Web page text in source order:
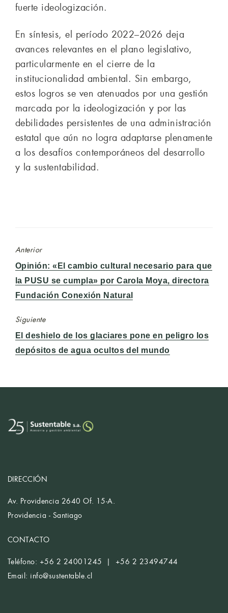
fuerte ideologización.
En síntesis, el período 2022–2026 deja
avances relevantes en el plano legislativo,
particularmente en el cierre de la
institucionalidad ambiental. Sin embargo,
estos logros se ven atenuados por una gestión
marcada por la ideologización y por las
debilidades persistentes de una administración
estatal que aún no logra adaptarse plenamente
a los desafíos contemporáneos del desarrollo
y la sustentabilidad.
Anterior
Entrada
anterior:
Opinión: «El cambio cultural necesario para que
la PUSU se cumpla» por Carola Moya, directora
Fundación Conexión Natural
Siguiente
Entrada
siguiente:
El deshielo de los glaciares pone en peligro los
depósitos de agua ocultos del mundo
DIRECCIÓN
Av. Providencia 2640 Of. 15-A.
Providencia - Santiago
CONTACTO
Teléfono: +56 2 24001245 | +56 2 23494744
Email: info@sustentable.cl